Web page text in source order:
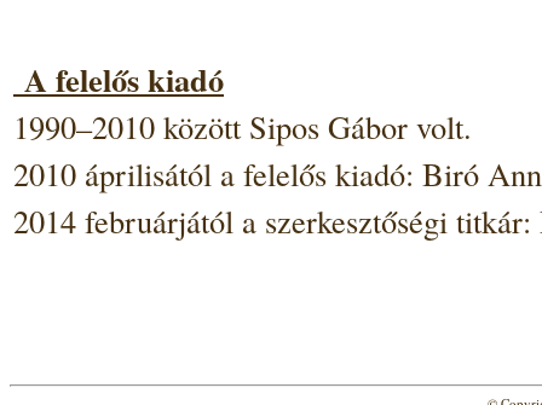
A felelős kiadó
1990–2010 között Sipos Gábor volt.
2010 áprilisától a felelős kiadó: Biró
2014 februárjától a szerkesztőségi